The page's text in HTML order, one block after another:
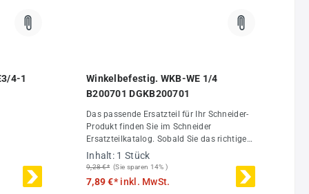
4-1
Winkelbefestig. WKB-WE 1/4
B200701 DGKB200701
Das passende Ersatzteil für Ihr Schneider-
Produkt finden Sie im Schneider
Ersatzteilkatalog. Sobald Sie das richtige
Ersatzteil gefunden haben, können Sie es
hier direkt online bestellen. >> Hier geht es
zum Schneider Ersatzteilkatalog Unser
Sortiment umfasst Ersatzteile für alle
Inhalt: 1 Stück
9,28 €* (Sie sparen 14% )
7,89 €*inkl. MwSt.